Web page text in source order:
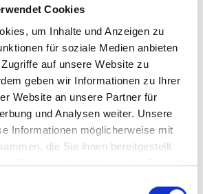
Cookies
um Inhalte und Anzeigen zu
für soziale Medien anbieten
auf unsere Website zu
geben wir Informationen zu Ihrer
Website an unsere Partner für
und Analysen weiter. Unsere
Informationen möglicherweise mit
die Sie ihnen bereitgestellt
Rahmen Ihrer Nutzung der Dienste
Vorlage zeigt,
zu bieten.
wissenschaftlichen
ohne das richtige
Herausforderung
ausgestattet mit
und Strategiendieses
die Formatierung deiner